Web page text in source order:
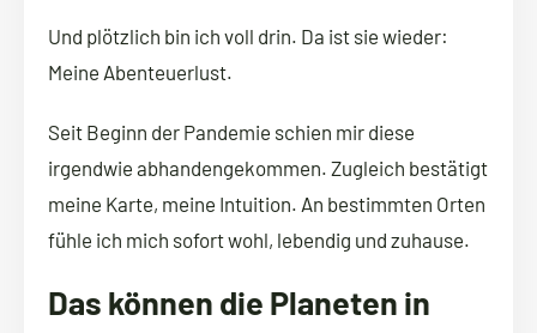
Und plötzlich bin ich voll drin. Da ist sie wieder:
Meine Abenteuerlust.
Seit Beginn der Pandemie schien mir diese
irgendwie abhandengekommen. Zugleich bestätigt
meine Karte, meine Intuition. An bestimmten Orten
fühle ich mich sofort wohl, lebendig und zuhause.
Das können die Planeten in